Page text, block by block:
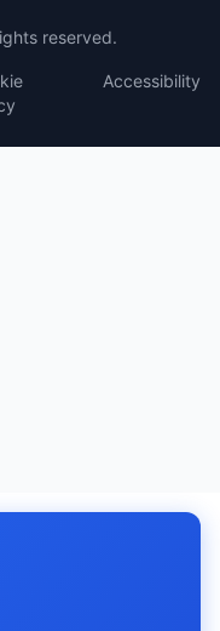
reserved.
Accessibility